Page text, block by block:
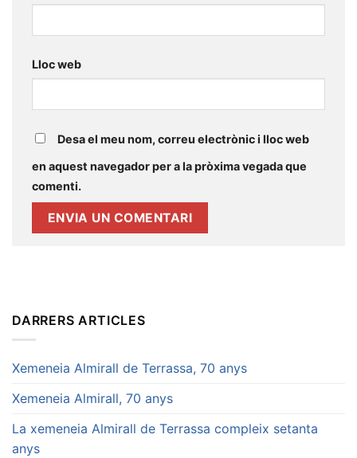
Lloc web
Desa el meu nom, correu electrònic i lloc web
en aquest navegador per a la pròxima vegada que
comenti.
DARRERS ARTICLES
Xemeneia Almirall de Terrassa, 70 anys
Xemeneia Almirall, 70 anys
La xemeneia Almirall de Terrassa compleix setanta
anys